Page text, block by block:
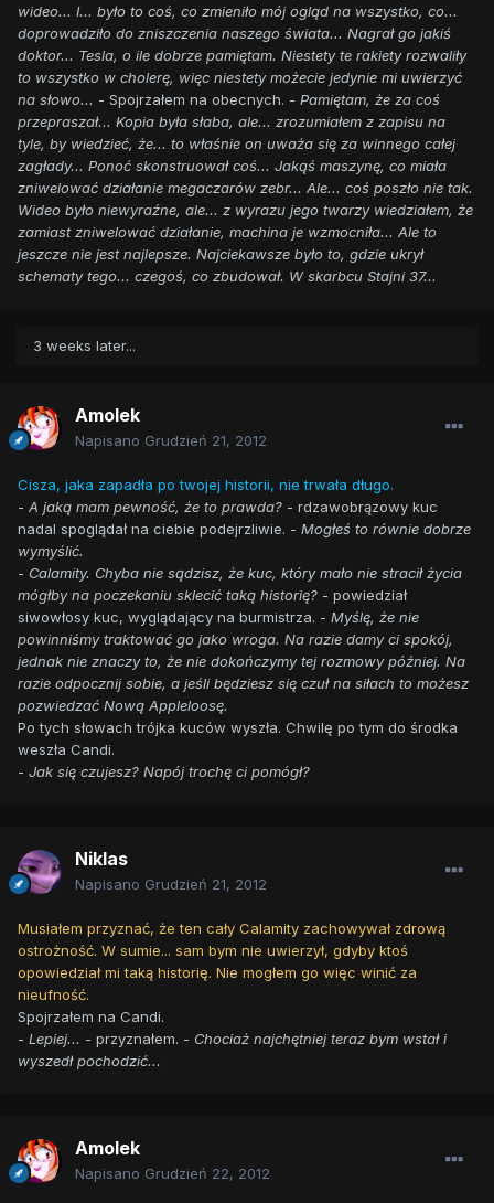
wideo... I... było to coś, co zmieniło mój ogląd na wszystko, co...
doprowadziło do zniszczenia naszego świata... Nagrał go jakiś
doktor... Tesla, o ile dobrze pamiętam. Niestety te rakiety rozwaliły
to wszystko w cholerę, więc niestety możecie jedynie mi uwierzyć
na słowo... - Spojrzałem na obecnych. - Pamiętam, że za coś
przepraszał... Kopia była słaba, ale... zrozumiałem z zapisu na
tyle, by wiedzieć, że... to właśnie on uważa się za winnego całej
zagłady... Ponoć skonstruował coś... Jakąś maszynę, co miała
zniwelować działanie megaczarów zebr... Ale... coś poszło nie tak.
Wideo było niewyraźne, ale... z wyrazu jego twarzy wiedziałem, że
zamiast zniwelować działanie, machina je wzmocniła... Ale to
jeszcze nie jest najlepsze. Najciekawsze było to, gdzie ukrył
schematy tego... czegoś, co zbudował. W skarbcu Stajni 37...
3 weeks later...
Amolek
Napisano Grudzień 21, 2012
Cisza, jaka zapadła po twojej historii, nie trwała długo.
- A jaką mam pewność, że to prawda? - rdzawobrązowy kuc
nadal spoglądał na ciebie podejrzliwie. - Mogłeś to równie dobrze
wymyślić.
- Calamity. Chyba nie sądzisz, że kuc, który mało nie stracił życia
mógłby na poczekaniu sklecić taką historię? - powiedział
siwowłosy kuc, wyglądający na burmistrza. - Myślę, że nie
powinniśmy traktować go jako wroga. Na razie damy ci spokój,
jednak nie znaczy to, że nie dokończymy tej rozmowy później. Na
razie odpocznij sobie, a jeśli będziesz się czuł na siłach to możesz
pozwiedzać Nową Appleloosę.
Po tych słowach trójka kuców wyszła. Chwilę po tym do środka
weszła Candi.
- Jak się czujesz? Napój trochę ci pomógł?
Niklas
Napisano Grudzień 21, 2012
Musiałem przyznać, że ten cały Calamity zachowywał zdrową
ostrożność. W sumie... sam bym nie uwierzył, gdyby ktoś
opowiedział mi taką historię. Nie mogłem go więc winić za
nieufność.
Spojrzałem na Candi.
- Lepiej... - przyznałem. - Chociaż najchętniej teraz bym wstał i
wyszedł pochodzić...
Amolek
Napisano Grudzień 22, 2012